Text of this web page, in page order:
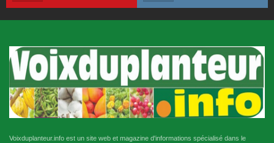
Voixduplanteur.info est un site web et magazine d'informations spécialisé dans le